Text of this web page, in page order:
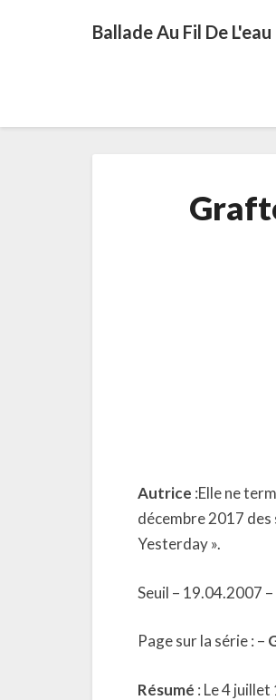
Ballade Au Fil De
Autrice :Elle ne
décembre 2017 des
Yesterday ».
Seuil – 19.04.2007
Page sur la série : –
Résumé : Le 4